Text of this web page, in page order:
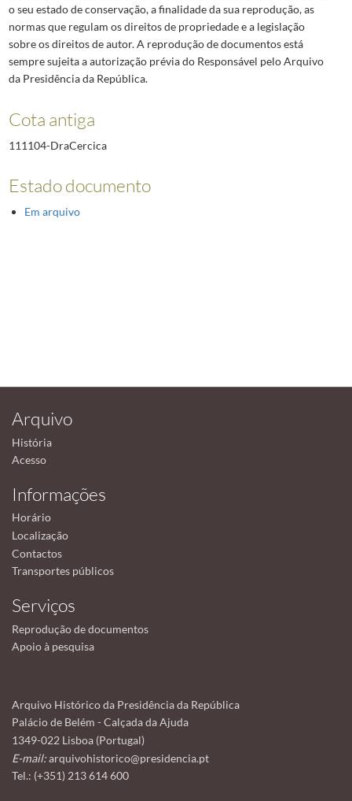
o seu estado de conservação, a finalidade da sua reprodução, as
normas que regulam os direitos de propriedade e a legislação
sobre os direitos de autor. A reprodução de documentos está
sempre sujeita a autorização prévia do Responsável pelo Arquivo
da Presidência da República.
Cota antiga
111104-DraCercica
Estado documento
Em arquivo
Arquivo
História
Acesso
Informações
Horário
Localização
Contactos
Transportes públicos
Serviços
Reprodução de documentos
Apoio à pesquisa
Arquivo Histórico da Presidência da República
Palácio de Belém - Calçada da Ajuda
1349-022 Lisboa (Portugal)
E-mail:arquivohistorico@presidencia.pt
Tel.: (+351) 213 614 600